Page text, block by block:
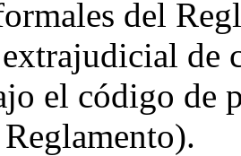
del
de
el código de